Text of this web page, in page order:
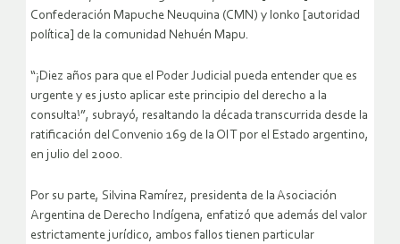
Confederación Mapuche Neuquina (CMN) y lonko [autoridad
política] de la comunidad Nehuén Mapu.
“¡Diez años para que el Poder Judicial pueda entender que es
urgente y es justo aplicar este principio del derecho a la
consulta!”, subrayó, resaltando la década transcurrida desde la
ratificación del Convenio 169 de la OIT por el Estado argentino,
en julio del 2000.
Por su parte, Silvina Ramírez, presidenta de la Asociación
Argentina de Derecho Indígena, enfatizó que además del valor
estrictamente jurídico, ambos fallos tienen particular